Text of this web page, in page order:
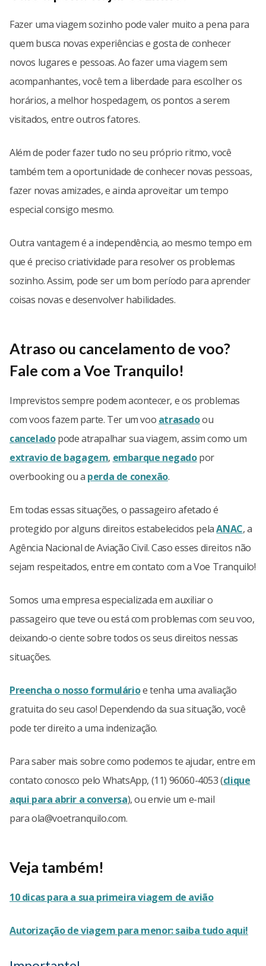
Fazer uma viagem sozinho pode valer muito a pena para
quem busca novas experiências e gosta de conhecer
novos lugares e pessoas. Ao fazer uma viagem sem
acompanhantes, você tem a liberdade para escolher os
horários, a melhor hospedagem, os pontos a serem
visitados, entre outros fatores.
Além de poder fazer tudo no seu próprio ritmo, você
também tem a oportunidade de conhecer novas pessoas,
fazer novas amizades, e ainda aproveitar um tempo
especial consigo mesmo.
Outra vantagem é a independência, ao mesmo tempo em
que é preciso criatividade para resolver os problemas
sozinho. Assim, pode ser um bom período para aprender
coisas novas e desenvolver habilidades.
Atraso ou cancelamento de voo?
Fale com a Voe Tranquilo!
Imprevistos sempre podem acontecer, e os problemas
com voos fazem parte. Ter um voo atrasadoou
canceladopode atrapalhar sua viagem, assim como um
extravio de bagagem, embarque negadopor
overbooking ou a perda de conexão.
Em todas essas situações, o passageiro afetado é
protegido por alguns direitos estabelecidos pelaANAC, a
Agência Nacional de Aviação Civil. Caso esses direitos não
sejam respeitados, entre em contato com a Voe Tranquilo!
Somos uma empresa especializada em auxiliar o
passageiro que teve ou está com problemas com seu voo,
deixando-o ciente sobre todos os seus direitos nessas
situações.
Preencha o nosso formulárioe tenha uma avaliação
gratuita do seu caso! Dependendo da sua situação, você
pode ter direito a uma indenização.
Para saber mais sobre como podemos te ajudar, entre em
contato conosco pelo WhatsApp, (11) 96060-4053 (clique
aqui para abrir a conversa), ou envie um e-mail
paraola@voetranquilo.com.
Veja também!
10 dicas para a sua primeira viagem de avião
Autorização de viagem para menor: saiba tudo aqui!